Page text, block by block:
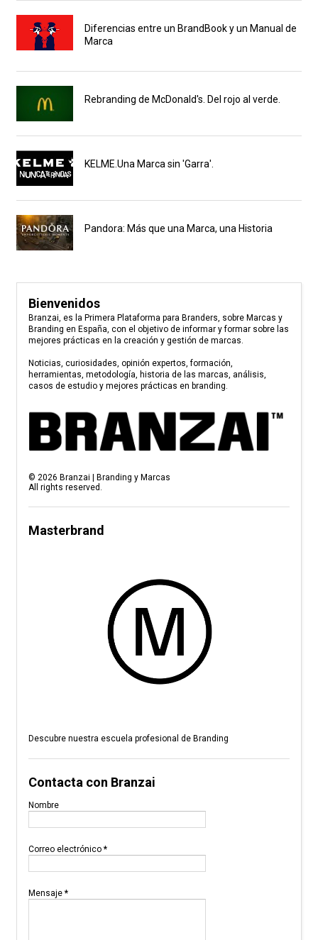
Diferencias entre un BrandBook y un Manual de
Marca
Rebranding de McDonald's. Del rojo al verde.
KELME.Una Marca sin 'Garra'.
Pandora: Más que una Marca, una Historia
Bienvenidos
Branzai, es la Primera Plataforma para Branders, sobre Marcas y
Branding en España, con el objetivo de informar y formar sobre las
mejores prácticas en la creación y gestión de marcas.
Noticias, curiosidades, opinión expertos, formación,
herramientas, metodología, historia de las marcas, análisis,
casos de estudio y mejores prácticas en branding.
© 2026 Branzai | Branding y Marcas
All rights reserved.
Masterbrand
Descubre nuestra escuela profesional de Branding
Contacta con Branzai
Nombre
Correo electrónico *
Mensaje *